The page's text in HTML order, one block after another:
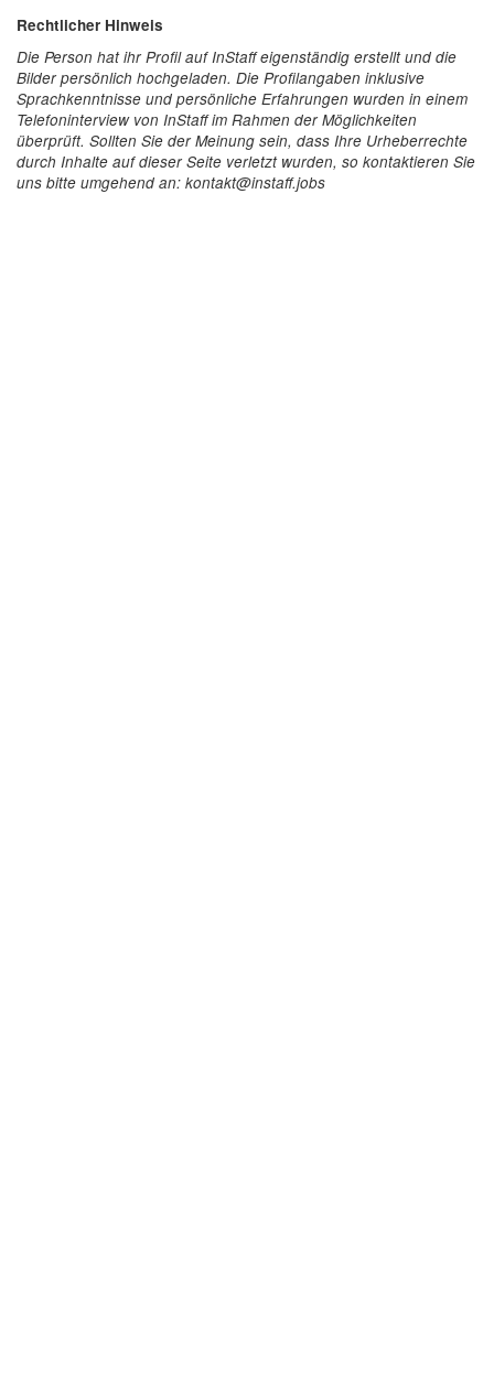
Rechtlicher Hinweis
Die Person hat ihr Profil auf InStaff eigenständig erstellt und die
Bilder persönlich hochgeladen. Die Profilangaben inklusive
Sprachkenntnisse und persönliche Erfahrungen wurden in einem
Telefoninterview von InStaff im Rahmen der Möglichkeiten
überprüft. Sollten Sie der Meinung sein, dass Ihre Urheberrechte
durch Inhalte auf dieser Seite verletzt wurden, so kontaktieren Sie
uns bitte umgehend an: kontakt@instaff.jobs